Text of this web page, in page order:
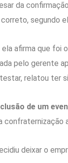
da
segundo
afirma que foi
pelo gerente
relatou ter
de um
confraternização
deixar o